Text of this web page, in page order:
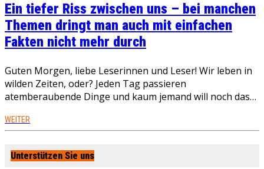
Ein tiefer Riss zwischen uns – bei manchen
Themen dringt man auch mit einfachen
Fakten nicht mehr durch
Guten Morgen, liebe Leserinnen und Leser! Wir leben in
wilden Zeiten, oder? Jeden Tag passieren
atemberaubende Dinge und kaum jemand will noch das…
WEITER
Unterstützen Sie uns